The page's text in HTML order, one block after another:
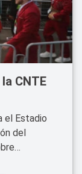
CNTE
el Estadio
del